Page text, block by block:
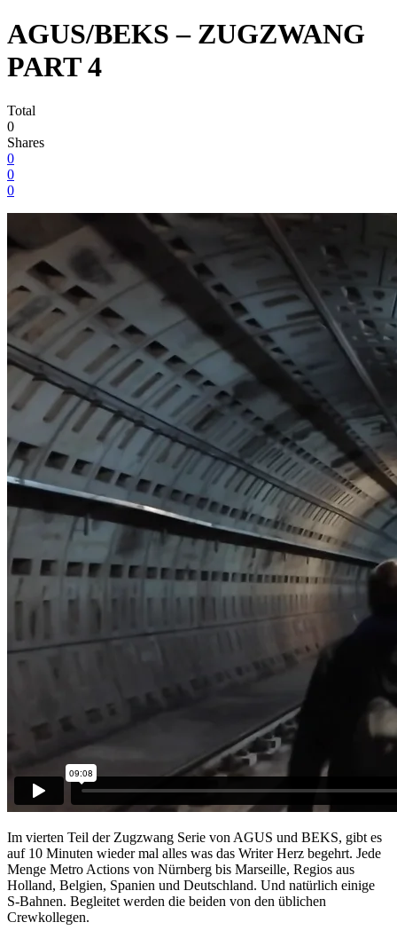
AGUS/BEKS – ZUGZWANG
PART 4
Total
0
Shares
0
0
0
Im vierten Teil der Zugzwang Serie von AGUS und BEKS, gibt es
auf 10 Minuten wieder mal alles was das Writer Herz begehrt. Jede
Menge Metro Actions von Nürnberg bis Marseille, Regios aus
Holland, Belgien, Spanien und Deutschland. Und natürlich einige
S-Bahnen. Begleitet werden die beiden von den üblichen
Crewkollegen.